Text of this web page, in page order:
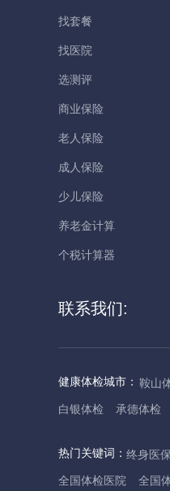
找套餐
找医院
选测评
商业保险
老人保险
成人保险
少儿保险
养老金计算
个税计算器
联系我们:
健康体检城市： 鞍山
白银体检
承德体检
抚州体检
佛山体检
哈尔滨体检
淮安体
热门关键词： 终身医保
全国体检医院
全国